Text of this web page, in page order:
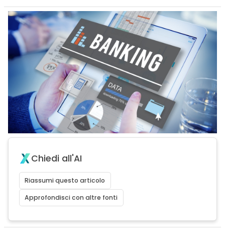
Chiedi all'AI
Riassumi questo articolo
Approfondisci con altre fonti